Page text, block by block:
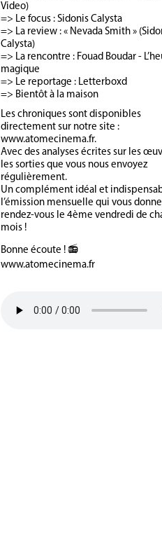
Video)
=> Le focus : Sidonis Calysta
=> La review : « Nevada Smith »
Calysta)
=> La rencontre : Fouad Boudar -
magique
=> Le reportage : Letterboxd
=> Bientôt à la maison
Les chroniques sont disponibles
directement sur notre site :
www.atomecinema.fr.
Avec des analyses écrites sur les
les sorties que vous nous envoyez
régulièrement.
Un complément idéal et
l’émission mensuelle qui vous donne
rendez-vous le 4ème vendredi de
mois !
Bonne écoute ! 📻
www.atomecinema.fr